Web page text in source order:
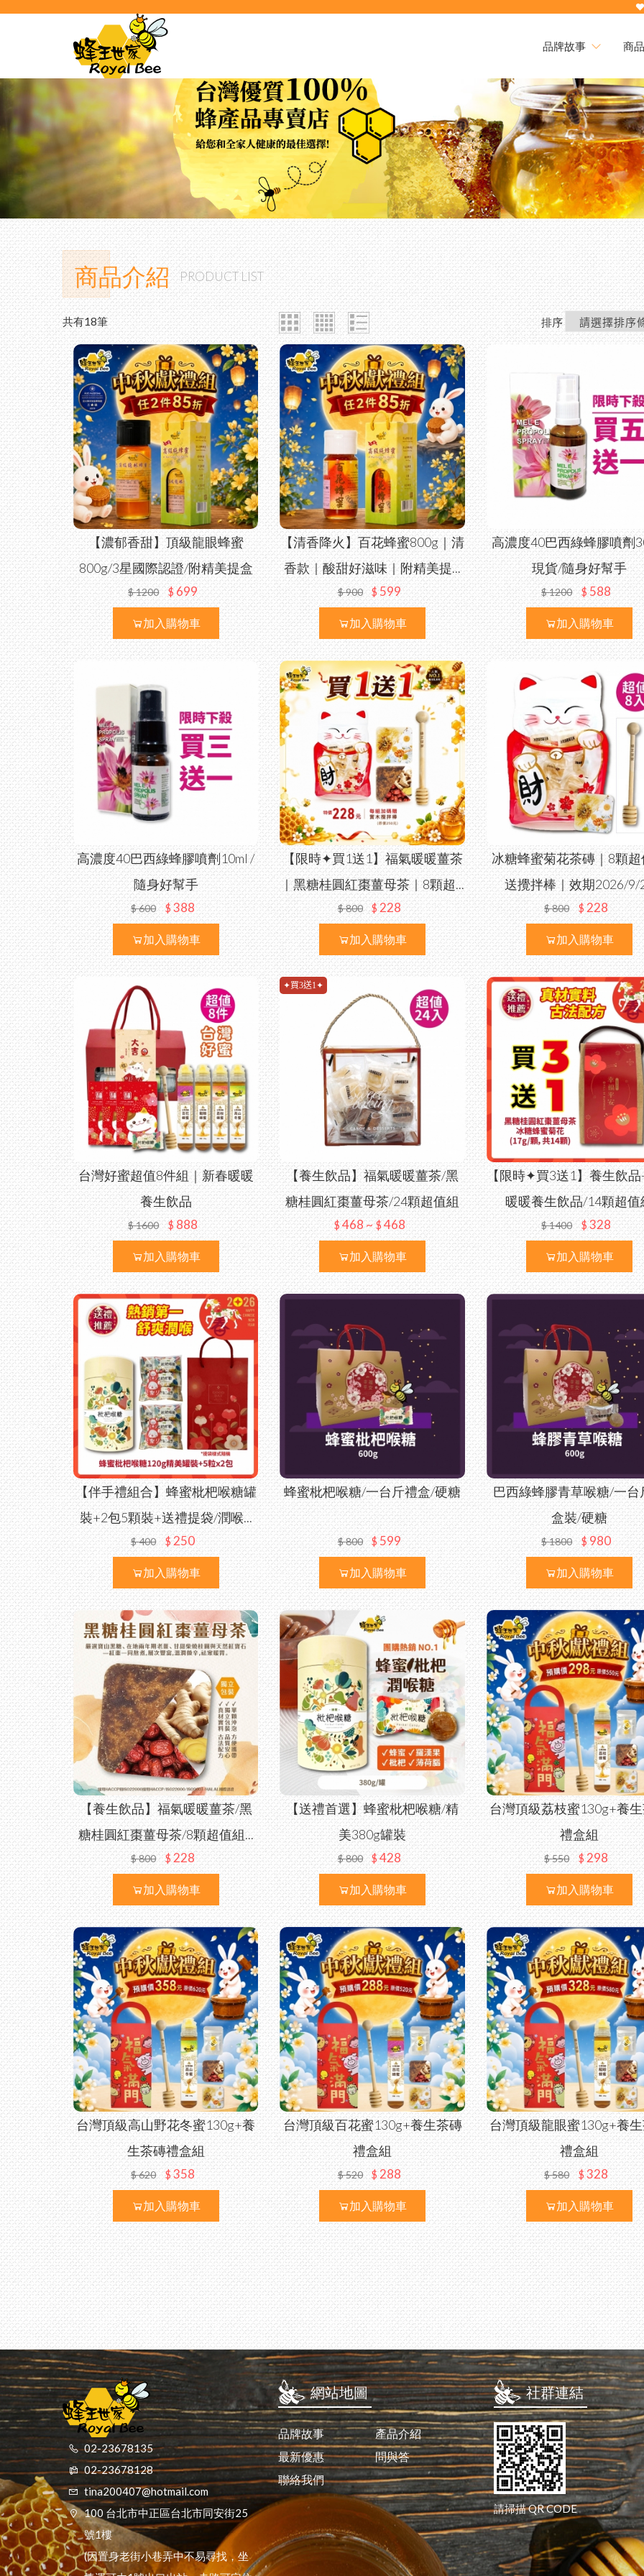
品牌故事
品牌故事
商
本
時
買
下
第2
熱
組
買
熱
麻
三
綠
配方
高
劑/
龍
養
花 /
蜂
企
商品介紹 PRODUCT LIST
共有18筆 排序
【濃郁香甜】頂級龍眼蜂蜜
800g/3星國際認證/附精美提盒
$1200 $699
加入購物車
【清香降火】百花蜂蜜800g｜清
香款｜酸甜好滋味｜附精美提...
$900 $599
加入購物車
高濃度40巴西綠蜂膠噴劑
現貨/隨身好幫手
$1200 $588
加入購物車
高濃度40巴西綠蜂膠噴劑10ml /
隨身好幫手
$600 $388
加入購物車
【限時✦買1送1】福氣暖暖薑茶
｜黑糖桂圓紅棗薑母茶｜8顆超...
$800 $228
加入購物車
冰糖蜂蜜菊花茶磚｜8顆
送攪拌棒｜效期2026/9/
$800 $228
加入購物車
台灣好蜜超值8件組｜新春暖暖
養生飲品
$1600 $888
加入購物車
✦買3送1✦
【養生飲品】福氣暖暖薑茶/黑
糖桂圓紅棗薑母茶/24顆超值組
$468 ~$ 468
加入購物車
【限時✦買3送1】養生飲品
暖暖養生飲品/14顆超值
$1400 $328
加入購物車
【伴手禮組合】蜂蜜枇杷喉糖罐
裝+2包5顆裝+送禮提袋/潤喉...
$400 $250
加入購物車
蜂蜜枇杷喉糖/一台斤禮盒/硬糖
$800 $599
加入購物車
巴西綠蜂膠青草喉糖/一台
盒裝/硬糖
$1800 $980
加入購物車
【養生飲品】福氣暖暖薑茶/黑
糖桂圓紅棗薑母茶/8顆超值組...
$800 $228
加入購物車
【送禮首選】蜂蜜枇杷喉糖/精
美380g罐裝
$800 $428
加入購物車
台灣頂級荔枝蜜130g+養
禮盒組
$550 $298
加入購物車
台灣頂級高山野花冬蜜130g+養
生茶磚禮盒組
$620 $358
加入購物車
台灣頂級百花蜜130g+養生茶磚
禮盒組
$520 $288
加入購物車
台灣頂級龍眼蜜130g+養
禮盒組
$580 $328
加入購物車
02-23678135
02-23678128
tina200407@hotmail.com
100 台北市中正區台北市同安街25
號1樓
(因置身老街小巷弄中不易尋找，坐
網站地圖
品牌故事
最新優惠
聯絡我們
產品介紹
問與答
社群連結
請掃描 QR CODE